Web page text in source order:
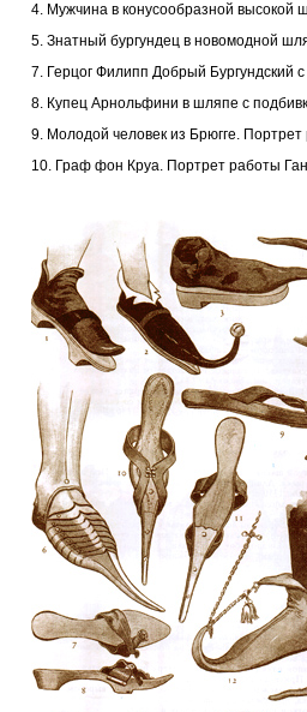
4. Мужчина в конусообразной высокой
5. Знатный бургундец в новомодной
7. Герцог Филипп Добрый Бургундский
8. Купец Арнольфини в шляпе с
9. Молодой человек из Брюгге.
10. Граф фон Круа. Портрет работы